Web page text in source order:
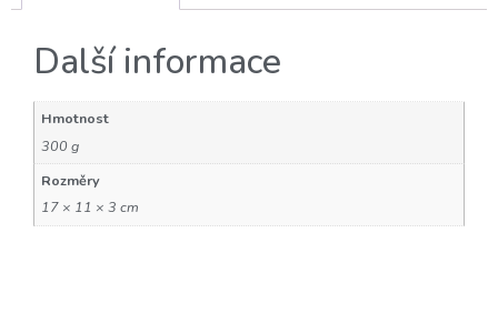
Další informace
Hmotnost
300 g
Rozměry
17 × 11 × 3 cm